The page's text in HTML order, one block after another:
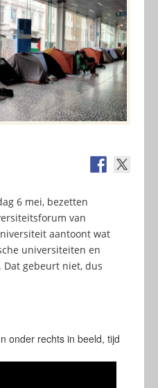
6 mei, bezetten
van
aantoont wat
universiteiten en
Dat gebeurt niet, dus
onder rechts in beeld, tijd